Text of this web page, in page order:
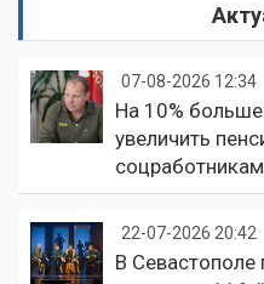
07-08-2026 12:34
На 10%
увеличить
соцработникам
22-07-2026 20:42
В Севастополе